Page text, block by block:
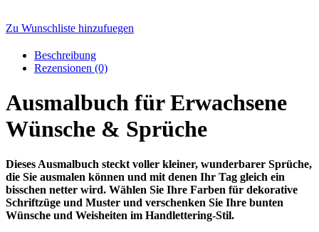
Zu Wunschliste hinzufuegen
Beschreibung
Rezensionen (0)
Ausmalbuch für Erwachsene
Wünsche & Sprüche
Dieses Ausmalbuch steckt voller kleiner, wunderbarer Sprüche,
die Sie ausmalen können und mit denen Ihr Tag gleich ein
bisschen netter wird. Wählen Sie Ihre Farben für dekorative
Schriftzüge und Muster und verschenken Sie Ihre bunten
Wünsche und Weisheiten im Handlettering-Stil.